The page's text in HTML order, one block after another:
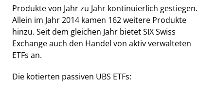
Produkte von Jahr zu Jahr kontinuierlich gestiegen.
Allein im Jahr 2014 kamen 162 weitere Produkte
hinzu. Seit dem gleichen Jahr bietet SIX Swiss
Exchange auch den Handel von aktiv verwalteten
ETFs an.
Die kotierten passiven UBS ETFs: